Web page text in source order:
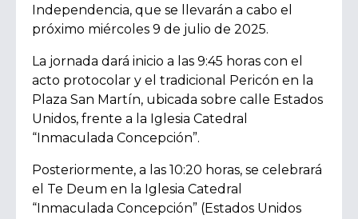
Independencia, que se llevarán a cabo el
próximo miércoles 9 de julio de 2025.
La jornada dará inicio a las 9:45 horas con el
acto protocolar y el tradicional Pericón en la
Plaza San Martín, ubicada sobre calle Estados
Unidos, frente a la Iglesia Catedral
“Inmaculada Concepción”.
Posteriormente, a las 10:20 horas, se celebrará
el Te Deum en la Iglesia Catedral
“Inmaculada Concepción” (Estados Unidos